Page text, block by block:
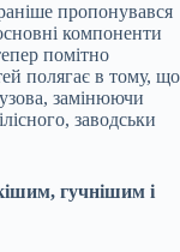
пропонувався
компоненти
помітно
полягає в тому, що
замінюючи
заводськи
гучнішим і